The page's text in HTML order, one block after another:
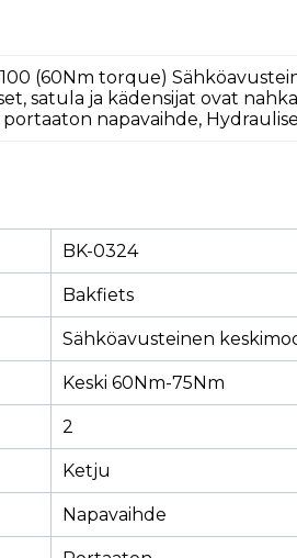
(60Nm torque)
satula ja kädensijat ovat
napavaihde,
BK-0324
Bakfiets
Sähköavusteinen
Keski 60Nm-75Nm
2
Ketju
Napavaihde